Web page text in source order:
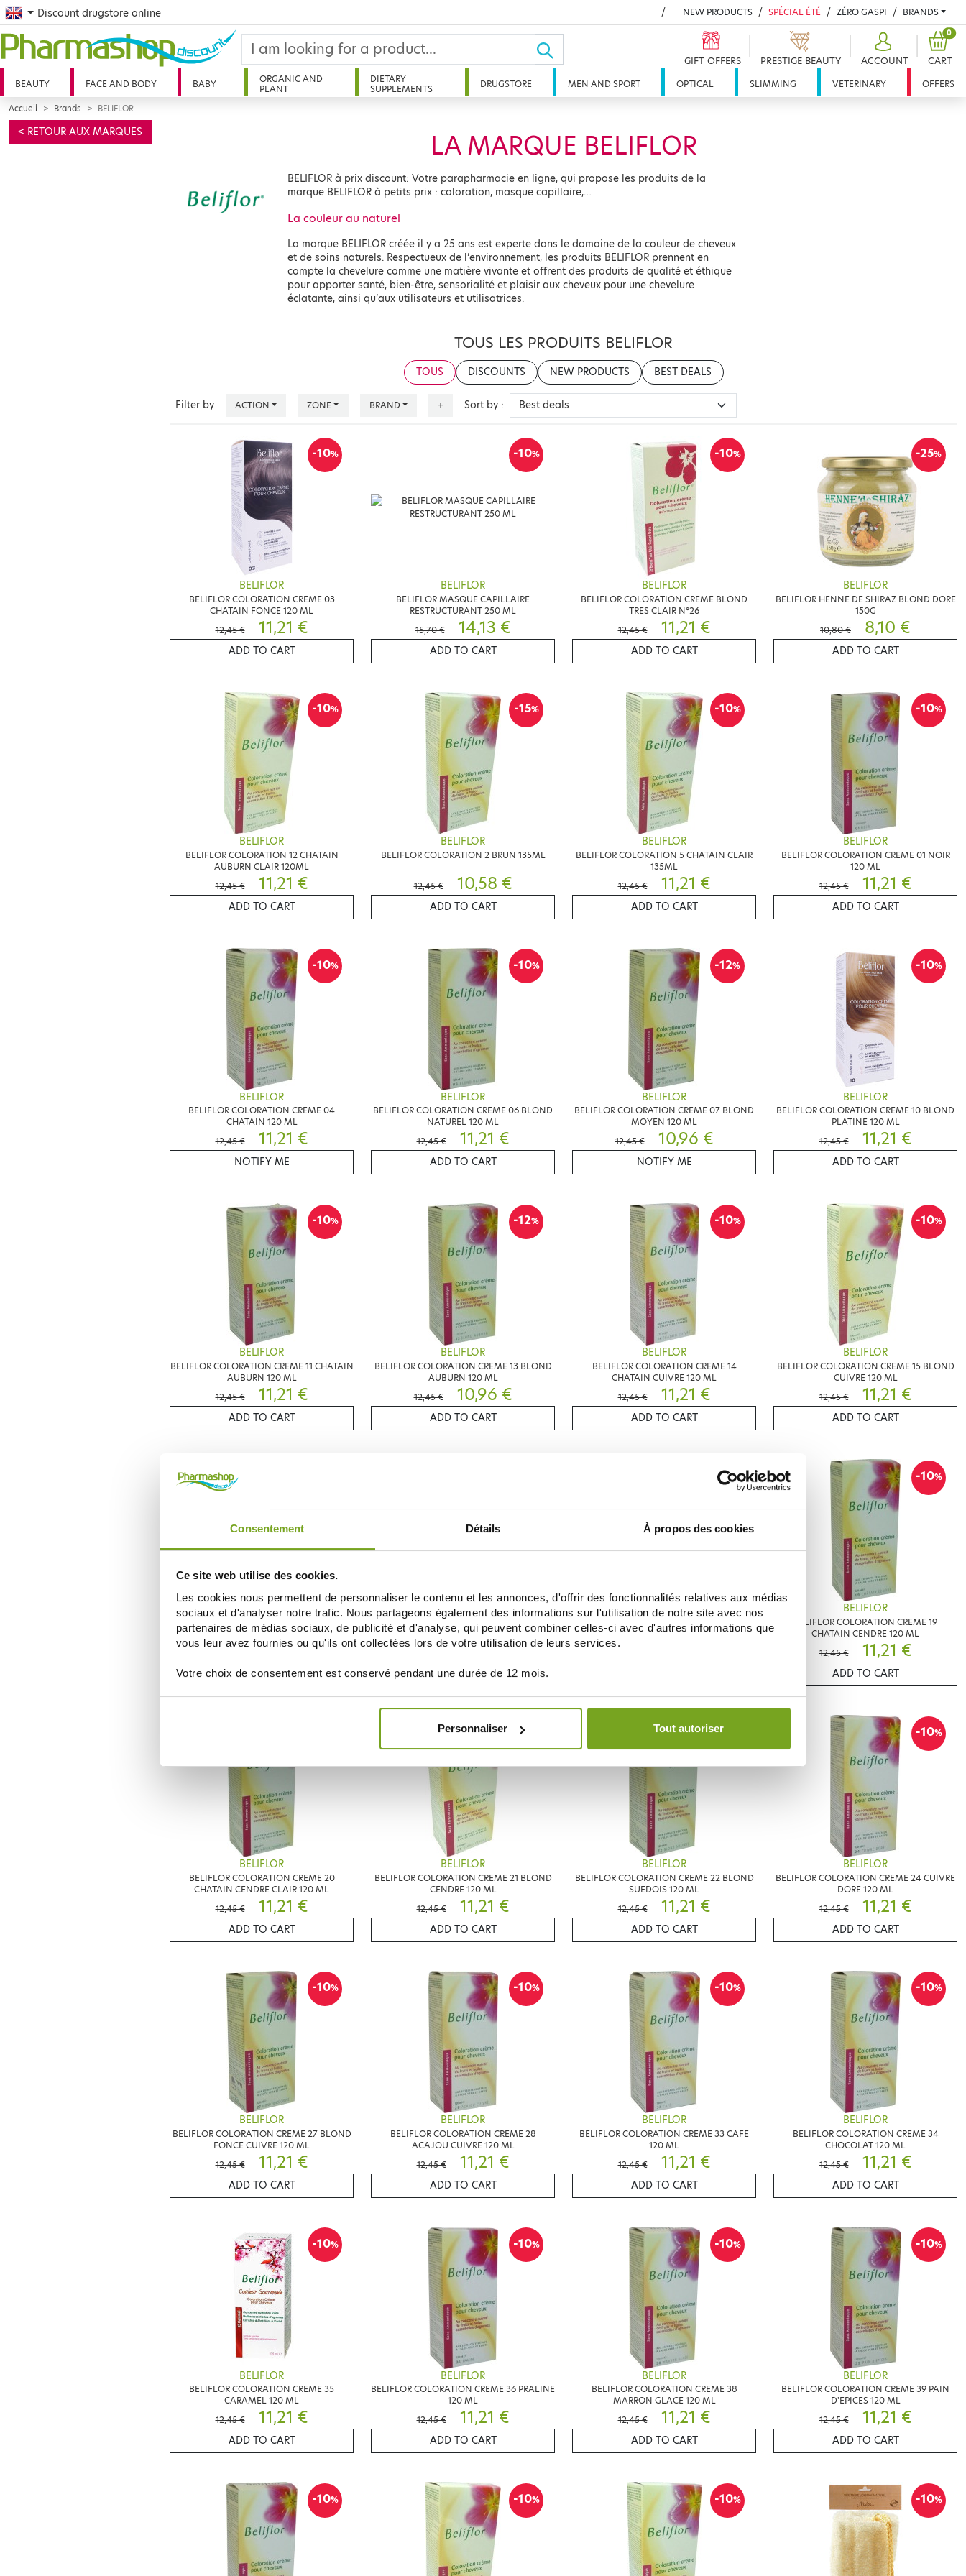
Consentement Détails À propos des cookies
Ce site web utilise des cookies.
Les cookies nous permettent de personnaliser le contenu et les annonces, d'offrir des fonctionnalités relatives aux médias
sociaux et d'analyser notre trafic. Nous partageons également des informations sur l'utilisation de notre site avec nos
partenaires de médias sociaux, de publicité et d'analyse, qui peuvent combiner celles-ci avec d'autres informations que
vous leur avez fournies ou qu'ils ont collectées lors de votre utilisation de leurs services.
Votre choix de consentement est conservé pendant une durée de 12 mois.
Personnaliser Tout autoriser
English
Discount drugstore online NEW PRODUCTS SPÉCIAL ÉTÉ ZÉRO GASPI BRANDS
GIFT OFFERS PRESTIGE BEAUTY ACCOUNT CART
0
BEAUTY FACE AND BODY BABY
ORGANIC AND
PLANT
DIETARY
SUPPLEMENTS
DRUGSTORE MEN AND SPORT OPTICAL SLIMMING VETERINARY OFFERS
Accueil Brands BELIFLOR
< RETOUR AUX MARQUES LA MARQUE BELIFLOR
BELIFLOR à prix discount: Votre parapharmacie en ligne, qui propose les produits de la
marque BELIFLOR à petits prix : coloration, masque capillaire,…
La couleur au naturel
La marque BELIFLOR créée il y a 25 ans est experte dans le domaine de la couleur de cheveux
et de soins naturels. Respectueux de l’environnement, les produits BELIFLOR prennent en
compte la chevelure comme une matière vivante et offrent des produits de qualité et éthique
pour apporter santé, bien-être, sensorialité et plaisir aux cheveux pour une chevelure
éclatante, ainsi qu’aux utilisateurs et utilisatrices.
TOUS LES PRODUITS BELIFLOR
TOUS DISCOUNTS NEW PRODUCTS BEST DEALS
Filter by ACTION ZONE BRAND + Sort by :
-10%
BELIFLOR
BELIFLOR COLORATION CREME 03
CHATAIN FONCE 120 ML
12,45 €
11,21 €
ADD TO CART
-10%
BELIFLOR
BELIFLOR MASQUE CAPILLAIRE
RESTRUCTURANT 250 ML
15,70 €
14,13 €
ADD TO CART
-10%
BELIFLOR
BELIFLOR COLORATION CREME BLOND
TRES CLAIR N°26
12,45 €
11,21 €
ADD TO CART
-25%
BELIFLOR
BELIFLOR HENNE DE SHIRAZ BLOND DORE
150G
10,80 €
8,10 €
ADD TO CART
-10%
BELIFLOR
BELIFLOR COLORATION 12 CHATAIN
AUBURN CLAIR 120ML
12,45 €
11,21 €
ADD TO CART
-15%
BELIFLOR
BELIFLOR COLORATION 2 BRUN 135ML
12,45 € 10,58 €
ADD TO CART
-10%
BELIFLOR
BELIFLOR COLORATION 5 CHATAIN CLAIR
135ML
12,45 €
11,21 €
ADD TO CART
-10%
BELIFLOR
BELIFLOR COLORATION CREME 01 NOIR
120 ML
12,45 €
11,21 €
ADD TO CART
-10%
BELIFLOR
BELIFLOR COLORATION CREME 04
CHATAIN 120 ML
12,45 €
11,21 €
NOTIFY ME
-10%
BELIFLOR
BELIFLOR COLORATION CREME 06 BLOND
NATUREL 120 ML
12,45 €
11,21 €
ADD TO CART
-12%
BELIFLOR
BELIFLOR COLORATION CREME 07 BLOND
MOYEN 120 ML
12,45 €
10,96 €
NOTIFY ME
-10%
BELIFLOR
BELIFLOR COLORATION CREME 10 BLOND
PLATINE 120 ML
12,45 €
11,21 €
ADD TO CART
-10%
BELIFLOR
BELIFLOR COLORATION CREME 11 CHATAIN
AUBURN 120 ML
12,45 €
11,21 €
ADD TO CART
-12%
BELIFLOR
BELIFLOR COLORATION CREME 13 BLOND
AUBURN 120 ML
12,45 €
10,96 €
ADD TO CART
-10%
BELIFLOR
BELIFLOR COLORATION CREME 14
CHATAIN CUIVRE 120 ML
12,45 €
11,21 €
ADD TO CART
-10%
BELIFLOR
BELIFLOR COLORATION CREME 15 BLOND
CUIVRE 120 ML
12,45 €
11,21 €
ADD TO CART
BELIFLOR
BELIFLOR COLORATION CREME 16
CHATAIN DORE 120 ML
11,21 €
ADD TO CART
BELIFLOR
BELIFLOR COLORATION CREME 17
CHATAIN DORE CLAIR 120 ML
10,96 €
ADD TO CART
-10%
BELIFLOR
BELIFLOR COLORATION CREME 18 BLOND
DORE 120 ML
-10%
BELIFLOR
BELIFLOR COLORATION CREME 19
CHATAIN CENDRE 120 ML
12,45 €
11,21 €
ADD TO CART
BELIFLOR
BELIFLOR COLORATION CREME 20
CHATAIN CENDRE CLAIR 120 ML
12,45 €
11,21 €
ADD TO CART
-10
BELIFLOR
BELIFLOR COLORATION CREME 21 BLOND
CENDRE 120 ML
12,45 €
11,21 €
ADD TO CART
-10
BELIFLOR
BELIFLOR COLORATION CREME 22 BLOND
SUEDOIS 120 ML
12,45 €
11,21 €
ADD TO CART
-10%
BELIFLOR
BELIFLOR COLORATION CREME 24 CUIVRE
DORE 120 ML
12,45 €
11,21 €
ADD TO CART
-10%
BELIFLOR
BELIFLOR COLORATION CREME 27 BLOND
FONCE CUIVRE 120 ML
12,45 €
11,21 €
ADD TO CART
-10%
BELIFLOR
BELIFLOR COLORATION CREME 28
ACAJOU CUIVRE 120 ML
12,45 €
11,21 €
ADD TO CART
-10%
BELIFLOR
BELIFLOR COLORATION CREME 33 CAFE
120 ML
12,45 €
11,21 €
ADD TO CART
-10%
BELIFLOR
BELIFLOR COLORATION CREME 34
CHOCOLAT 120 ML
12,45 €
11,21 €
ADD TO CART
-10%
BELIFLOR
BELIFLOR COLORATION CREME 35
CARAMEL 120 ML
12,45 €
11,21 €
ADD TO CART
-10%
BELIFLOR
BELIFLOR COLORATION CREME 36 PRALINE
120 ML
12,45 €
11,21 €
ADD TO CART
-10%
BELIFLOR
BELIFLOR COLORATION CREME 38
MARRON GLACE 120 ML
12,45 €
11,21 €
ADD TO CART
-10%
BELIFLOR
BELIFLOR COLORATION CREME 39 PAIN
D'EPICES 120 ML
12,45 €
11,21 €
ADD TO CART
-10% -10% -10% -10%